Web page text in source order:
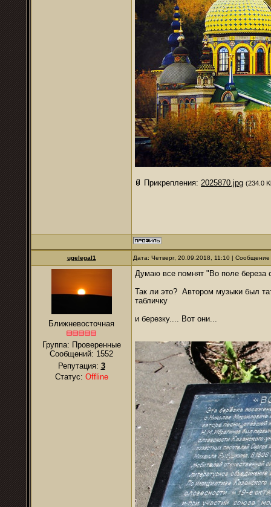
Прикрепления: 2025870.jpg (234.0
ugelegal1 Дата: Четверг, 20.09.2018, 11:10 |
Ближневосточная
Группа: Проверенные
Сообщений: 1552
Репутация: 3
Статус: Offline
Думаю все помнят "Во поле береза
Так ли это? Автором музыки был
табличку
и березку.... Вот они...